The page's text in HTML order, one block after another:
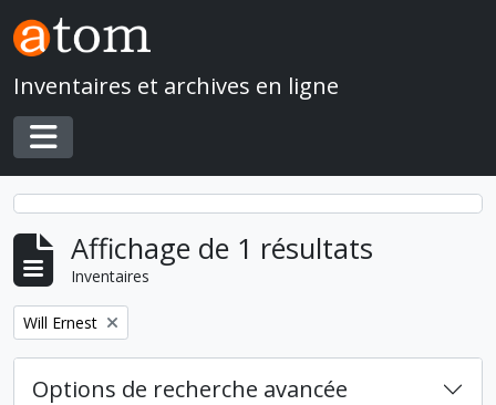
Skip to main content
Inventaires et archives en ligne
Toggle navigation
Affichage de 1 résultats
Inventaires
Remove filter:
Will Ernest
Options de recherche avancée